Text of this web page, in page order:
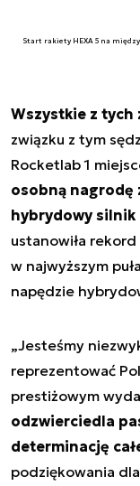
Start rakiety HEXA 5 na
Wszystkie z tych
związku z tym
Rocketlab 1
osobną nagrodę
hybrydowy silnik
ustanowiła
w najwyższym
napędzie
„Jesteśmy
reprezentować
prestiżowym
odzwierciedla
determinację
podziękowania